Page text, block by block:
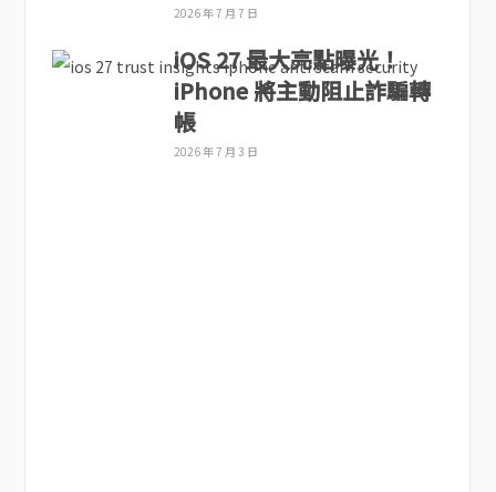
2026 年 7 月 7 日
iOS 27 最大亮點曝光！
iPhone 將主動阻止詐騙轉
帳
2026 年 7 月 3 日